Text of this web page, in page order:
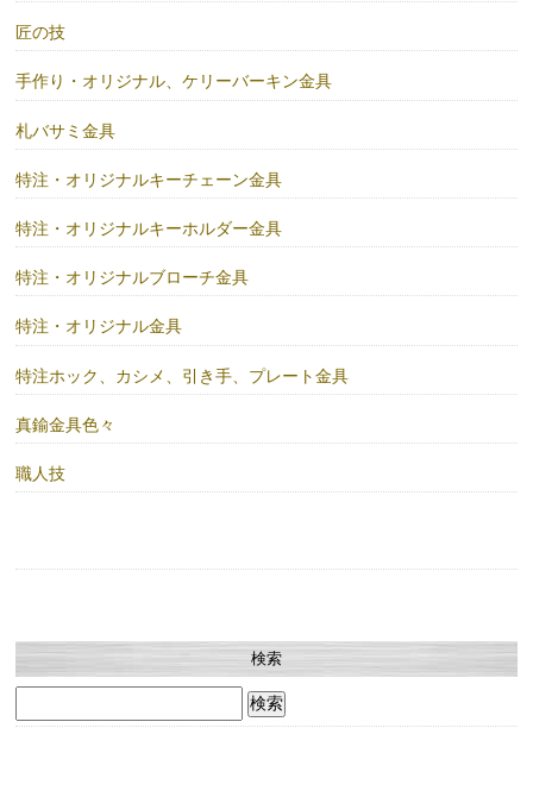
匠の技
手作り・オリジナル、ケリーバーキン金具
札バサミ金具
特注・オリジナルキーチェーン金具
特注・オリジナルキーホルダー金具
特注・オリジナルブローチ金具
特注・オリジナル金具
特注ホック、カシメ、引き手、プレート金具
真鍮金具色々
職人技
検索
索: